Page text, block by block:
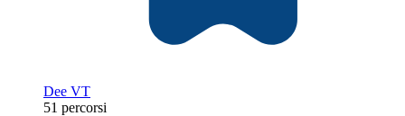
Dee VT
51 percorsi